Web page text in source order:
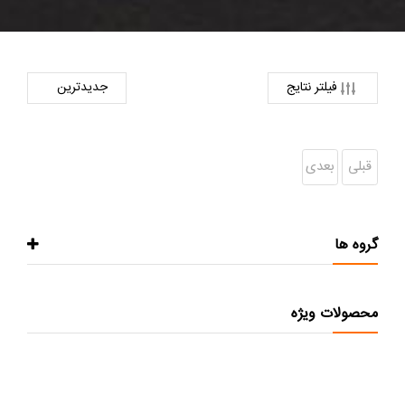
فیلتر نتایج
قبلی بعدی
گروه ها
محصولات ویژه